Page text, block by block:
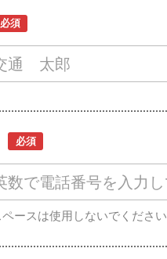
ペースは使用しないでください